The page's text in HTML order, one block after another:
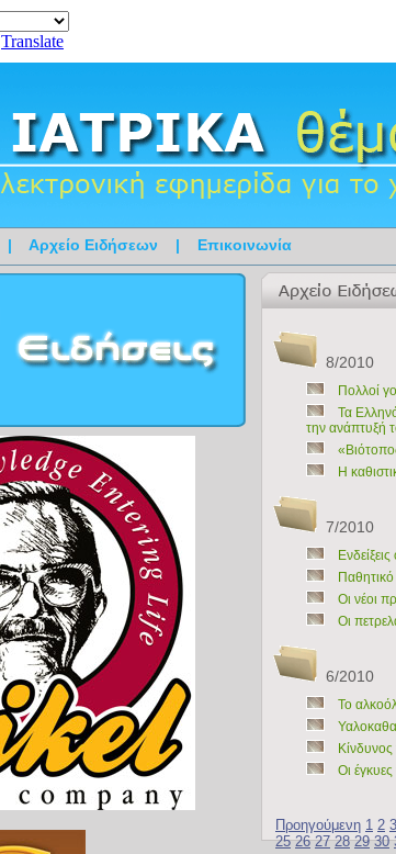
Translate
| Αρχείο Ειδήσεων | Επικοινωνία
8/2010
Πολλοί
Τα
την ανάπτυξή
Η
7/2010
Οι νέοι
Οι
6/2010
Το
Οι
Προηγούμενη 1 2 3
25 26 27 28 29 30